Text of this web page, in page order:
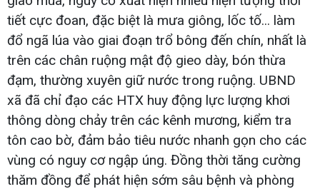
tiết cực đoan, đặc biệt là mưa giông, lốc tố... làm
đổ ngã lúa vào giai đoạn trổ bông đến chín, nhất là
trên các chân ruộng mật độ gieo dày, bón thừa
đạm, thường xuyên giữ nước trong ruộng. UBND
xã đã chỉ đạo các HTX huy động lực lượng khơi
thông dòng chảy trên các kênh mương, kiểm tra
tôn cao bờ, đảm bảo tiêu nước nhanh gọn cho các
vùng có nguy cơ ngập úng. Đồng thời tăng cường
thăm đồng để phát hiện sớm sâu bệnh và phòng